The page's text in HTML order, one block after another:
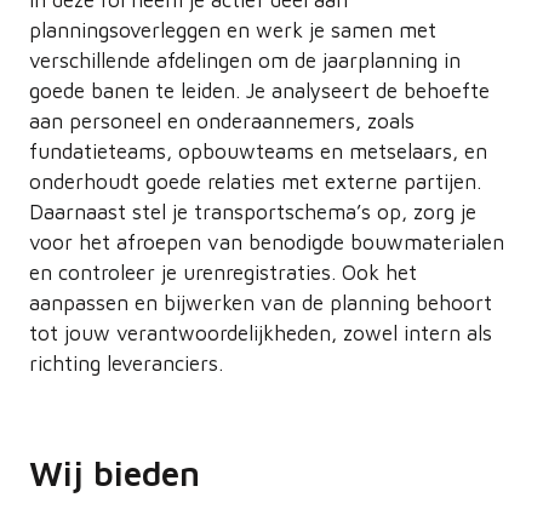
planningsoverleggen en werk je samen met
verschillende afdelingen om de jaarplanning in
goede banen te leiden. Je analyseert de behoefte
aan personeel en onderaannemers, zoals
fundatieteams, opbouwteams en metselaars, en
onderhoudt goede relaties met externe partijen.
Daarnaast stel je transportschema’s op, zorg je
voor het afroepen van benodigde bouwmaterialen
en controleer je urenregistraties. Ook het
aanpassen en bijwerken van de planning behoort
tot jouw verantwoordelijkheden, zowel intern als
richting leveranciers.
Wij bieden